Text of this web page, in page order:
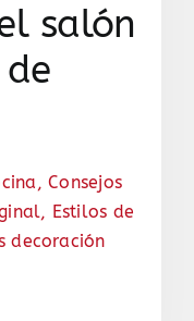
salón
,Consejos
, Estilos de
decoración